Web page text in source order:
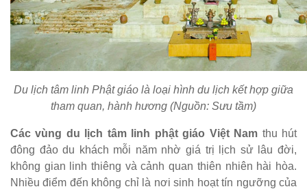
Du lịch tâm linh Phật giáo là loại hình du lịch kết hợp giữa
tham quan, hành hương (Nguồn: Sưu tầm)
Các vùng du lịch tâm linh phật giáo Việt Nam thu hút
đông đảo du khách mỗi năm nhờ giá trị lịch sử lâu đời,
không gian linh thiêng và cảnh quan thiên nhiên hài hòa.
Nhiều điểm đến không chỉ là nơi sinh hoạt tín ngưỡng của